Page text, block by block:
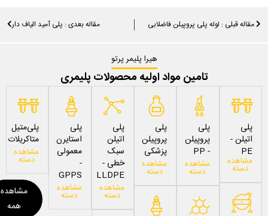
مقاله قبلی : لوله پلی پروپیلن فاضلابی مقاله بعدی : پلی آمید الیاف دار
هیرا پلیمر پرتو
تامین مواد اولیه محصولات پلیمری
پلی
اتیلن -
PE
مشاهده
دسته
پلی
پروپیلن
- PP
مشاهده
دسته
پلی
پروپیلن
پزشکی
مشاهده
دسته
پلی
اتیلن
سبک
خطی -
LLDPE
مشاهده
دسته
پلی
استایرن
معمولی
-
GPPS
مشاهده
دسته
پلی‌متیل
متاکریلات
مشاهده
دسته
مشاهده
همه